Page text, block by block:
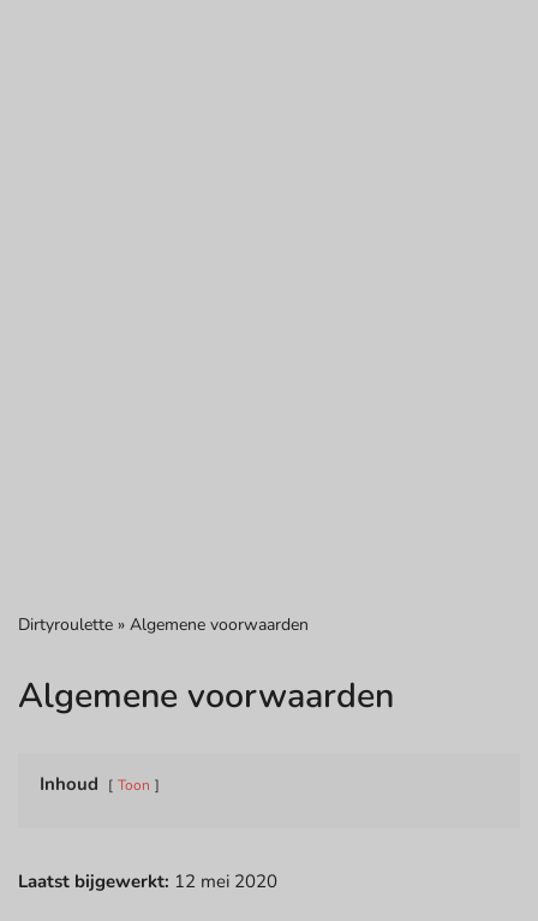
Dirtyroulette » Algemene voorwaarden
Algemene voorwaarden
Inhoud Toon
Laatst bijgewerkt: 12 mei 2020